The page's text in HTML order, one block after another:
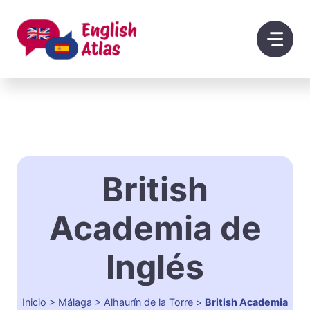
contenido
British
Academia de
Inglés
Inicio > Málaga > Alhaurín de la Torre > British Academia